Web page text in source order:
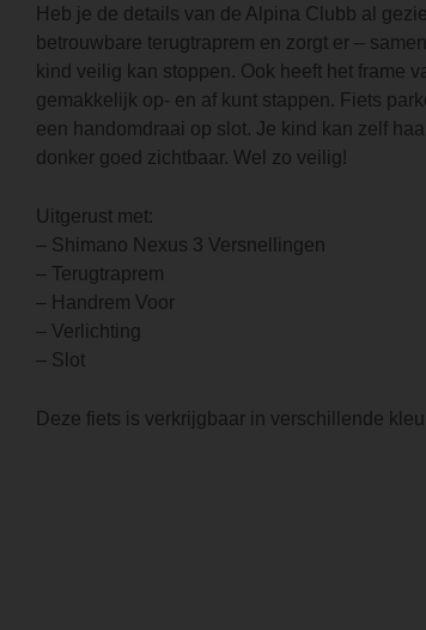
Heb je de details van de Alpina Clubb al
betrouwbare terugtraprem en zorgt er –
kind veilig kan stoppen. Ook heeft het frame
gemakkelijk op- en af kunt stappen. Fiets
een handomdraai op slot. Je kind kan zelf
donker goed zichtbaar. Wel zo veilig!
Uitgerust met:
– Shimano Nexus 3 Versnellingen
– Terugtraprem
– Handrem Voor
– Verlichting
– Slot
Deze fiets is verkrijgbaar in verschillende